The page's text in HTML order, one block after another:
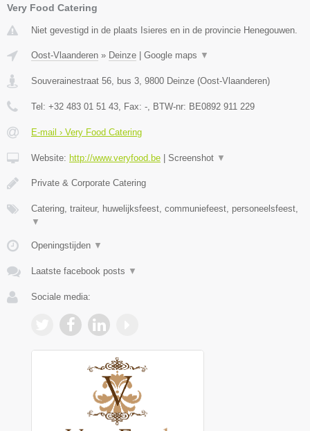
Very Food Catering
Niet gevestigd in de plaats Isieres en in de provincie Henegouwen.
Oost-Vlaanderen » Deinze Google maps ▼
Souverainestraat 56, bus 3, 9800 Deinze (Oost-Vlaanderen)
Tel: +32 483 01 51 43, Fax: -, BTW-nr: BE0892 911 229
E-mail › Very Food Catering
Website: http://www.veryfood.be Screenshot ▼
Private & Corporate Catering
Catering, traiteur, huwelijksfeest, communiefeest, personeelsfeest,
▼
Openingstijden ▼
Laatste facebook posts ▼
Sociale media: